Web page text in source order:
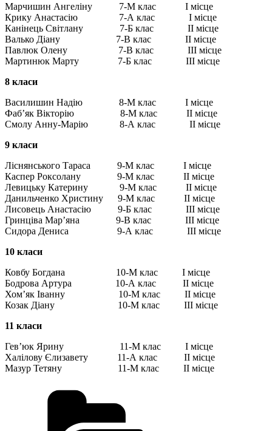
Марчишин Ангеліну 7-М клас І місце
Крику Анастасію 7-А клас І місце
Канінець Світлану 7-Б клас ІІ місце
Валько Діану 7-В клас ІІ місце
Павлюк Олену 7-В клас ІІІ місце
Мартинюк Марту 7-Б клас ІІІ місце
8 класи
Василишин Надію 8-М клас І місце
Фаб’як Вікторію 8-М клас ІІ місце
Смолу Анну-Марію 8-А клас ІІ місце
9 класи
Ліснянського Тараса 9-М клас І місце
Каспер Роксолану 9-М клас ІІ місце
Левицьку Катерину 9-М клас ІІ місце
Данильченко Христину 9-М клас ІІ місце
Лисовець Анастасію 9-Б клас ІІІ місце
Гринціва Мар’яна 9-В клас ІІІ місце
Сидора Дениса 9-А клас ІІІ місце
10 класи
Ковбу Богдана 10-М клас І місце
Бодрова Артура 10-А клас ІІ місце
Хом’як Іванну 10-М клас ІІ місце
Козак Діану 10-М клас ІІІ місце
11 класи
Гев’юк Ярину 11-М клас І місце
Халілову Єлизавету 11-А клас ІІ місце
Мазур Тетяну 11-М клас ІІ місце